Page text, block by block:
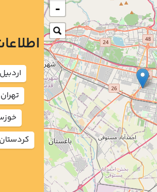
-
اردبيل
تهران
كردستان